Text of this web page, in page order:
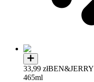
33,99 zł
465ml